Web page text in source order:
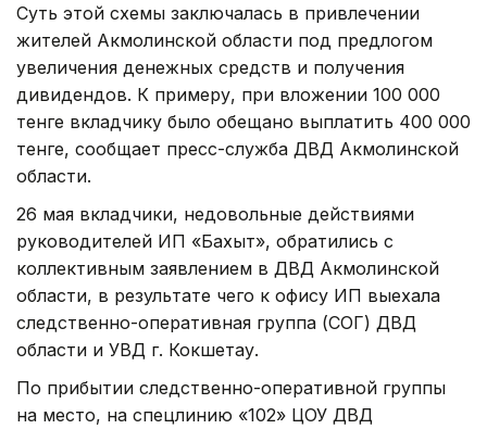
Суть этой схемы заключалась в привлечении
жителей Акмолинской области под предлогом
увеличения денежных средств и получения
дивидендов. К примеру, при вложении 100 000
тенге вкладчику было обещано выплатить 400 000
тенге, сообщает пресс-служба ДВД Акмолинской
области.
26 мая вкладчики, недовольные действиями
руководителей ИП «Бахыт», обратились с
коллективным заявлением в ДВД Акмолинской
области, в результате чего к офису ИП выехала
следственно-оперативная группа (СОГ) ДВД
области и УВД г. Кокшетау.
По прибытии следственно-оперативной группы
на место, на спецлинию «102» ЦОУ ДВД